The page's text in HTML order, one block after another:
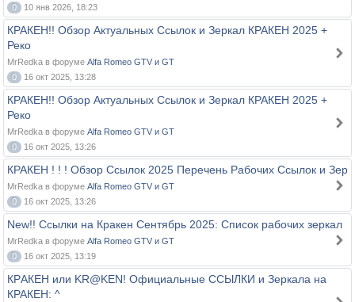
0
10 янв 2026, 18:23
КРАКЕH!! Обзор Актуальных Ссылок и Зеркал КРАКЕH 2025 +
Реко
MrRedka в форуме Alfa Romeo GTV и GT
0
16 окт 2025, 13:28
КРАКЕH!! Обзор Актуальных Ссылок и Зеркал КРАКЕH 2025 +
Реко
MrRedka в форуме Alfa Romeo GTV и GT
0
16 окт 2025, 13:26
КРАКЕН ! ! ! Обзор Ссылок 2025 Перечень Рабочих Ссылок и Зер
MrRedka в форуме Alfa Romeo GTV и GT
0
16 окт 2025, 13:26
New!! Ссылки на Крaкен Сентябрь 2025: Список рабочих зеркал
MrRedka в форуме Alfa Romeo GTV и GT
0
16 окт 2025, 13:19
КРAКЕH или KR@KEN! Официальные ССЫЛКИ и Зеркала на
КРАКЕH: ^